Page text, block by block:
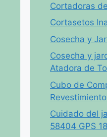
Cortadoras
Cortasetos
Cosecha y
Cosecha y
Atadora de
Cubo de
Cuidado del
58404 GPS